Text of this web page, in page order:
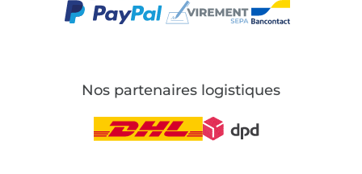
Nos partenaires logistiques